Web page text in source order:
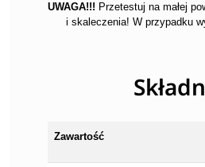
UWAGA!!! Przetestuj na małej
i skaleczenia! W przypadku
Zawartość